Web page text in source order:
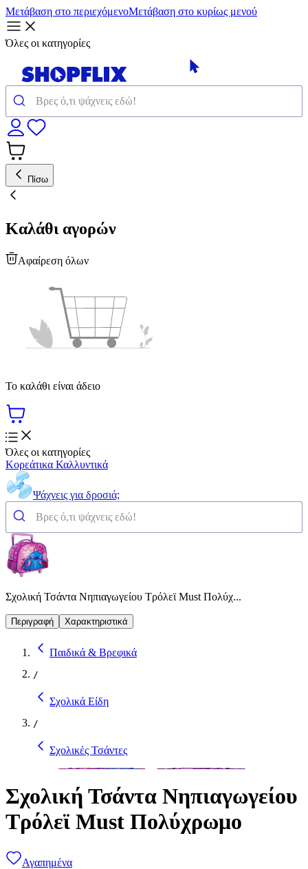
Μετάβαση στο περιεχόμενοΜετάβαση στο κυρίως μενού
Όλες οι κατηγορίες
Πίσω
Καλάθι αγορών
Αφαίρεση όλων
Το καλάθι είναι άδειο
Όλες οι κατηγορίες
Κορεάτικα Καλλυντικά
Ψάχνεις για δροσιά;
Σχολική Τσάντα Νηπιαγωγείου Τρόλεϊ Must Πολύχ...
Περιγραφή Χαρακτηριστικά
Παιδικά & Βρεφικά
/
Σχολικά Είδη
/
Σχολικές Τσάντες
Σχολική Τσάντα Νηπιαγωγείου
Τρόλεϊ Must Πολύχρωμο
Αγαπημένα